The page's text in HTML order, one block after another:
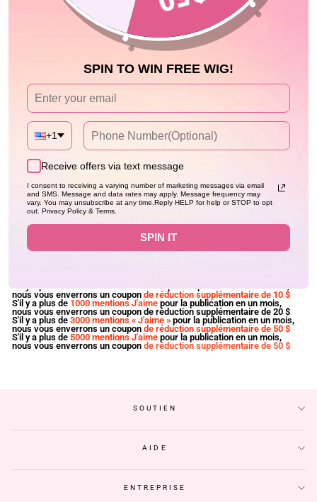
2·Envoyez-nous un message via Instagram
3. Une fois que nous aurons reçu et vérifié les photos ou vidéos, nous
vous enverrons directement 5 $
500 mentions J'aime
pour la publication en un mois, nous
vous enverrons un coupon de réduction supplémentaire de
1000 mentions « J'aime »pour la publication en un mois,
3000 mentions « J'aime »pour la publication en un mois,
nous vous enverrons un coupon de réduction supplémentaire de 50 $
S'il y a plus de5000 mentions J'aimepour la publication en un mois,
nous vous enverrons un coupon de réduction supplémentaire
de 100 $
1·Créez et publiez une vidéo sur Instagram, vous devriez
taguez-nous dans le post @geetahair_official
nous vous enverrons un coupon de réduction supplémentaire de 10 $
S'il y a plus de 1000 mentions J'aime pour la publication en un mois,
nous vous enverrons un coupon de réduction supplémentaire de 20 $
S'il y a plus de 3000 mentions « J'aime » pour la publication en un mois,
nous vous enverrons un coupon de réduction supplémentaire de 50 $
S'il y a plus de 5000 mentions J'aime pour la publication en un mois,
nous vous enverrons un coupon de réduction supplémentaire de 50 $
SOUTIEN
AIDE
ENTREPRISE
SPIN TO WIN FREE WIG!
+1
Receive offers via text message
I consent to receiving a varying number of marketing messages via email
and SMS. Message and data rates may apply. Message frequency may
vary. You may unsubscribe at any time.Reply HELP for help or STOP to opt
out. Privacy Policy & Terms.
SPIN IT